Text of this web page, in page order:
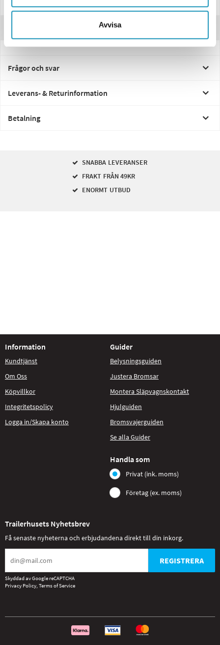
Avvisa
Manualer & Guider
Frågor och svar
Leverans- & Returinformation
Betalning
SNABBA LEVERANSER
FRAKT FRÅN 49KR
ENORMT UTBUD
Information
Kundtjänst
Om Oss
Köpvillkor
Integritetspolicy
Logga in/Skapa konto
Guider
Belysningsguiden
Justera Bromsar
Montera Släpvagnskontakt
Hjulguiden
Bromsvajerguiden
Se alla Guider
Handla som
Privat (ink. moms)
Företag (ex. moms)
Trailerhusets Nyhetsbrev
Få senaste nyheterna och erbjudandena direkt till din inkorg.
REGISTRERA
Skyddad av Google reCAPTCHA
Privacy Policy, Terms of Service